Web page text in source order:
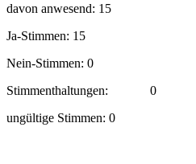
davon anwesend: 15
Ja-Stimmen: 15
Nein-Stimmen: 0
Stimmenthaltungen:
0
ungültige Stimmen: 0